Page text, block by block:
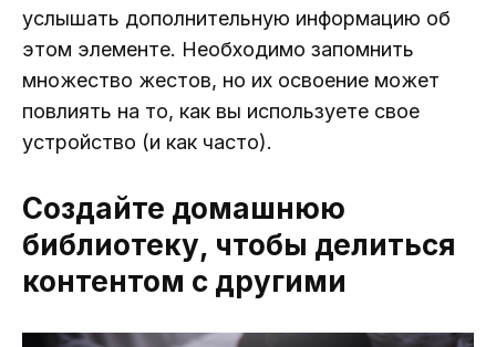
услышать дополнительную информацию об
этом элементе. Необходимо запомнить
множество жестов, но их освоение может
повлиять на то, как вы используете свое
устройство (и как часто).
Создайте домашнюю
библиотеку, чтобы делиться
контентом с другими